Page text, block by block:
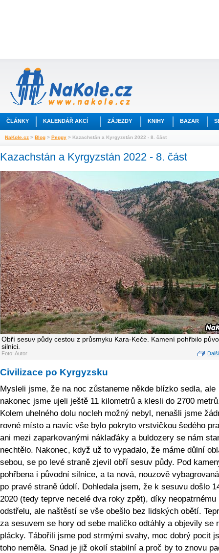
ČLÁNKY KALENDÁŘ AKCÍ ZÁJEZDY KNIHY BAZAR
NaKole.cz > Blog > Peggy > Kazachstán a Kyrgyzstán 2022 - 8. část
Kazachstán a Kyrgyzstán 2022 - 8. část
Obří sesuv půdy cestou z průsmyku Kara-Keče. Kamení pohřbilo
silnici.
Foto: Autor
Civilizace po Kyrgyzsku
Mysleli jsme, že na noc zůstaneme někde blízko sedla, ale
nakonec jsme ujeli ještě 11 kilometrů a klesli do 2700
Kolem uhelného dolu nocleh možný nebyl, nenašli jsme
rovné místo a navíc vše bylo pokryto vrstvičkou šedého
ani mezi zaparkovanými náklaďáky a buldozery se nám
nechtělo. Nakonec, když už to vypadalo, že máme důlní
sebou, se po levé straně zjevil obří sesuv půdy. Pod
pohřbena i původní silnice, a ta nová, nouzově
po pravé straně údolí. Dohledala jsem, že k sesuvu došlo
2020 (tedy teprve necelé dva roky zpět), díky neopatrnému
odstřelu, ale naštěstí se vše obešlo bez lidských obětí.
za sesuvem se hory od sebe maličko odtáhly a objevily se
plácky. Tábořili jsme pod strmými svahy, moc dobrý pocit
toho neměla. Snad je již okolí stabilní a proč by to znovu